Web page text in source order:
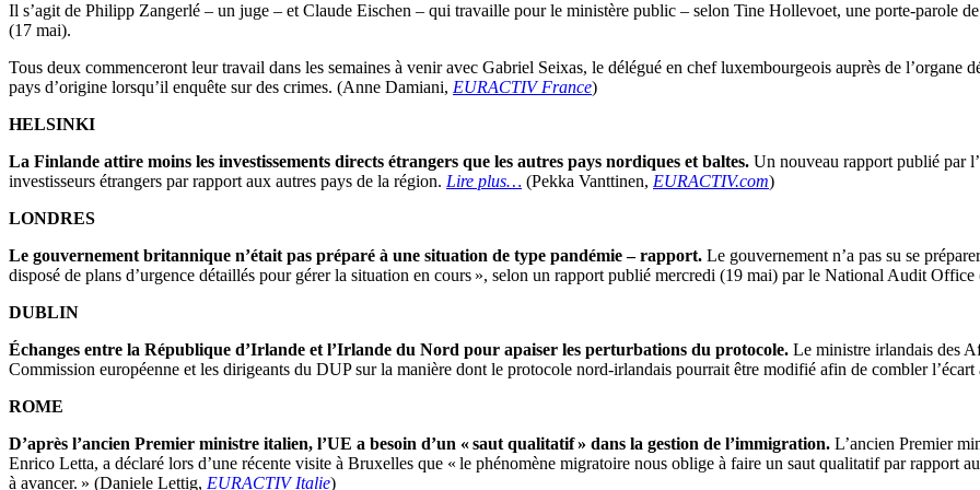
Il s’agit de Philipp Zangerlé – un juge – et Claude Eischen – qui travaille pour le ministère public – selon Tine Hollevoet, une porte-parole
(17 mai).
Tous deux commenceront leur travail dans les semaines à venir avec Gabriel Seixas, le délégué en chef luxembourgeois auprès de
pays d’origine lorsqu’il enquête sur des crimes. (Anne Damiani, EURACTIV France)
HELSINKI
La Finlande attire moins les investissements directs étrangers que les autres pays nordiques et baltes. Un nouveau rapport publié par
investisseurs étrangers par rapport aux autres pays de la région. Lire plus… (Pekka Vanttinen, EURACTIV.com)
LONDRES
Le gouvernement britannique n’était pas préparé à une situation de type pandémie – rapport. Le gouvernement n’a pas su se
disposé de plans d’urgence détaillés pour gérer la situation en cours », selon un rapport publié mercredi (19 mai) par le National Audit
DUBLIN
Échanges entre la République d’Irlande et l’Irlande du Nord pour apaiser les perturbations du protocole. Le ministre irlandais des
Commission européenne et les dirigeants du DUP sur la manière dont le protocole nord-irlandais pourrait être modifié afin de combler
ROME
D’après l’ancien Premier ministre italien, l’UE a besoin d’un « saut qualitatif » dans la gestion de l’immigration. L’ancien Premier
Enrico Letta, a déclaré lors d’une récente visite à Bruxelles que « le phénomène migratoire nous oblige à faire un saut qualitatif par rapport
à avancer. » (Daniele Lettig, EURACTIV Italie)